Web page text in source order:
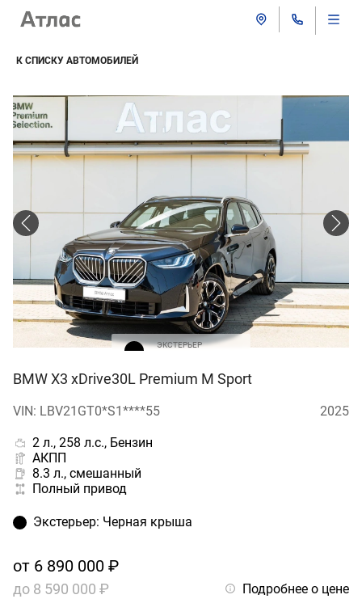
К СПИСКУ АВТОМОБИЛЕЙ
ЭКСТЕРЬЕР
BMW X3 xDrive30L Premium M Sport
VIN: LBV21GT0*S1****55 2025
2 л., 258 л.с., Бензин
АКПП
8.3 л., смешанный
Полный привод
Экстерьер: Черная крыша
от 6 890 000 ₽
до 8 590 000 ₽ Подробнее о цене